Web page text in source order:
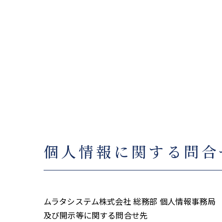
個人情報に関する問
ムラタシステム株式会社 総務部 個人情報事務局
及び開示等に関する問合せ先